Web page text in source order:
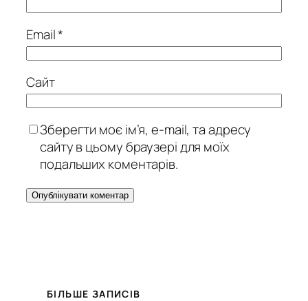
Email*
Сайт
Зберегти моє ім’я, e-mail, та адресу
сайту в цьому браузері для моїх
подальших коментарів.
БІЛЬШЕ ЗАПИСІВ